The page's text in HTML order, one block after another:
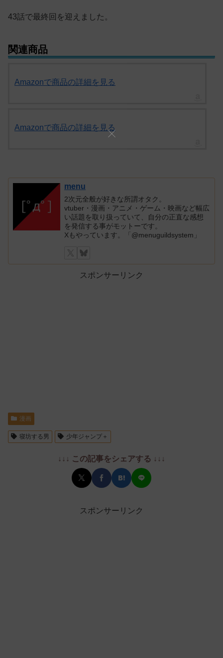
43話で最終回を迎えました。
関連商品
Amazonで商品の詳細を見る
Amazonで商品の詳細を見る
menu
2次元全般が好きな所謂オタク。
vtuber・漫画・アニメ・ゲーム・映画など幅広
い話題を取り扱っていて、自分の正直な感想
を発信する事がモットーです。
Xもやっています。「@menuguildsystem」
スポンサーリンク
漫画
寝坊する男 少年ジャンプ＋
↓↓↓ この記事をシェアする ↓↓↓
スポンサーリンク